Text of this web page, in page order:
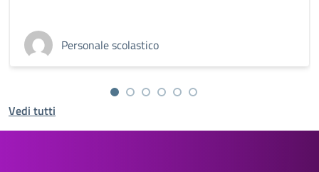
Personale scolastico
Vedi tutti